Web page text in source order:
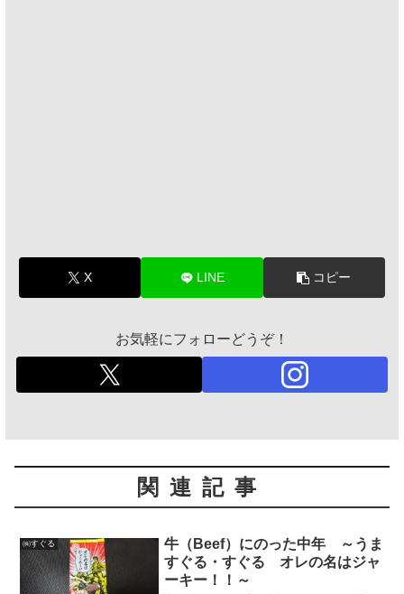
X LINE コピー
お気軽にフォローどうぞ！
関連記事
㈱すぐる
牛（Beef）にのった中年 ～うま
すぐる・すぐる オレの名はジャ
ーキー！！～